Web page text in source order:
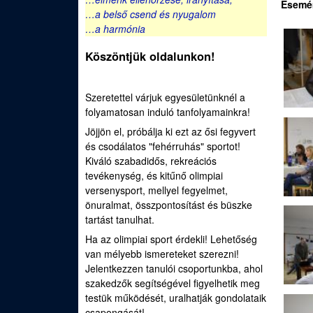
d
S
p
o
r
á
u…a belső csend és nyugalom
…a harmónia
Köszöntjük oldalunkon!
Szeretettel várjuk egyesületünknél a
folyamatosan induló tanfolyamainkra!
Jöjjön el, próbálja ki ezt az ősi fegyvert
és csodálatos "fehérruhás" sportot!
Kiváló szabadidős, rekreációs
tevékenység, és kitűnő olimpiai
versenysport, mellyel fegyelmet,
önuralmat, összpontosítást és büszke
tartást tanulhat.
Ha az olimpiai sport érdekli! Lehetőség
van mélyebb ismereteket szerezni!
Jelentkezzen tanulói csoportunkba, ahol
szakedzők segítségével figyelhetik meg
testük működését, uralhatják gondolataik